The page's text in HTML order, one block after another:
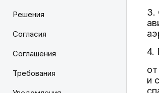
Решения
Согласия
Соглашения
Требования
3.
4.
и